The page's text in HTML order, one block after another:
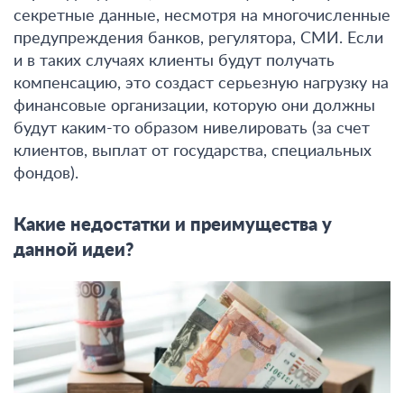
секретные данные, несмотря на многочисленные
предупреждения банков, регулятора, СМИ. Если
и в таких случаях клиенты будут получать
компенсацию, это создаст серьезную нагрузку на
финансовые организации, которую они должны
будут каким-то образом нивелировать (за счет
клиентов, выплат от государства, специальных
фондов).
Какие недостатки и преимущества у
данной идеи?